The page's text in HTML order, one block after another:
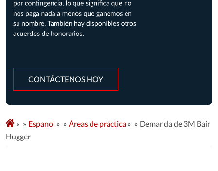
CONTÁCTENOS HOY
» Espanol » Áreas de práctica »
Demanda de 3M Bair
Hugger